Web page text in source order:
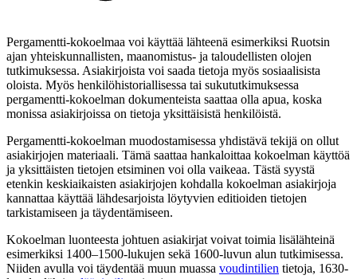
Pergamentti-kokoelmaa voi käyttää lähteenä esimerkiksi Ruotsin
ajan yhteiskunnallisten, maanomistus- ja taloudellisten olojen
tutkimuksessa. Asiakirjoista voi saada tietoja myös sosiaalisista
oloista. Myös henkilöhistoriallisessa tai sukututkimuksessa
pergamentti-kokoelman dokumenteista saattaa olla apua, koska
monissa asiakirjoissa on tietoja yksittäisistä henkilöistä.
Pergamentti-kokoelman muodostamisessa yhdistävä tekijä on ollut
asiakirjojen materiaali. Tämä saattaa hankaloittaa kokoelman käyttöä
ja yksittäisten tietojen etsiminen voi olla vaikeaa. Tästä syystä
etenkin keskiaikaisten asiakirjojen kohdalla kokoelman asiakirjoja
kannattaa käyttää lähdesarjoista löytyvien editioiden tietojen
tarkistamiseen ja täydentämiseen.
Kokoelman luonteesta johtuen asiakirjat voivat toimia lisälähteinä
esimerkiksi 1400–1500-lukujen sekä 1600-luvun alun tutkimisessa.
Niiden avulla voi täydentää muun muassa voudintilien tietoja, 1630-